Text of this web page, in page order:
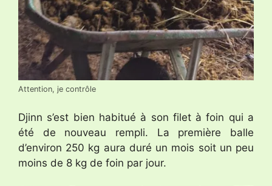
Attention, je contrôle
Djinn s’est bien habitué à son filet à foin qui a
été de nouveau rempli. La première balle
d’environ 250 kg aura duré un mois soit un peu
moins de 8 kg de foin par jour.